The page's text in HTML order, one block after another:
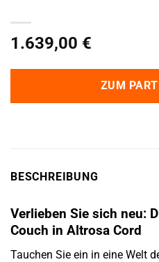
1.639,00 €
ZUM
BESCHREIBUNG
Verlieben Sie sich neu:
Couch in Altrosa Cord
Tauchen Sie ein in eine Welt